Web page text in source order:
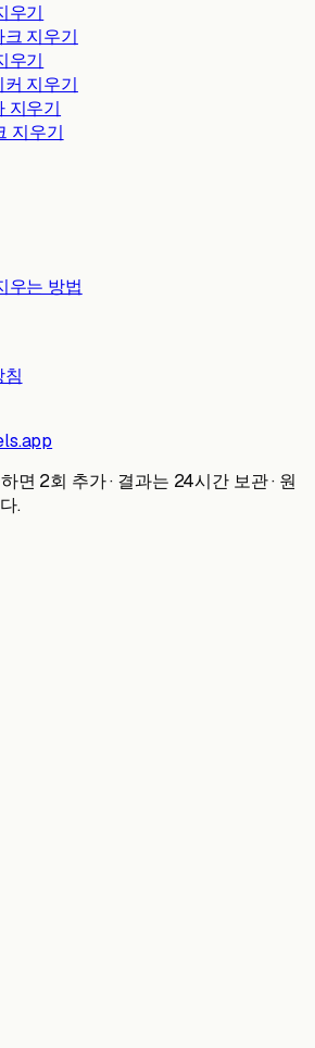
우기
지우기
우기
지우기
지우기
지우기
우는 방법
면 2회 추가 · 결과는 24시간 보관 · 원
.